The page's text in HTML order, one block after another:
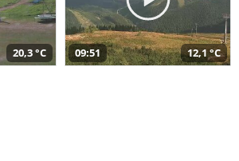
20,3 °C 09:51 12,1 °C